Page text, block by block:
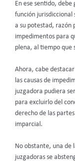
En ese sentido,
función jurisdiccional
a su potestad, razón
impedimentos para
plena, al tiempo que
Ahora, cabe
las causas de
juzgadora pudiera
para excluirlo del
derecho de las
imparcial.
No obstante, una de
juzgadoras se